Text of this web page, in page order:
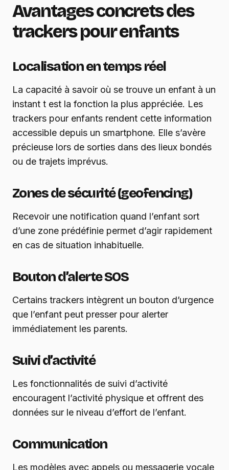
Avantages concrets des
trackers pour enfants
Localisation en temps réel
La capacité à savoir où se trouve un enfant à un
instant t est la fonction la plus appréciée. Les
trackers pour enfants rendent cette information
accessible depuis un smartphone. Elle s’avère
précieuse lors de sorties dans des lieux bondés
ou de trajets imprévus.
Zones de sécurité (geofencing)
Recevoir une notification quand l’enfant sort
d’une zone prédéfinie permet d’agir rapidement
en cas de situation inhabituelle.
Bouton d’alerte SOS
Certains trackers intègrent un bouton d’urgence
que l’enfant peut presser pour alerter
immédiatement les parents.
Suivi d’activité
Les fonctionnalités de suivi d’activité
encouragent l’activité physique et offrent des
données sur le niveau d’effort de l’enfant.
Communication
Les modèles avec appels ou messagerie vocale